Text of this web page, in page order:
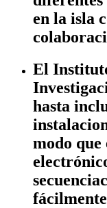
en la isla
El
hasta
modo que